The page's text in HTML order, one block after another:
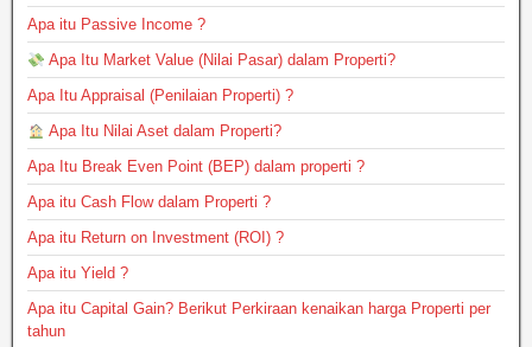
Apa itu Passive Income ?
Apa Itu Market Value (Nilai Pasar) dalam Properti?
Apa Itu Appraisal (Penilaian Properti) ?
Apa Itu Nilai Aset dalam Properti?
Apa Itu Break Even Point (BEP) dalam properti ?
Apa itu Cash Flow dalam Properti ?
Apa itu Return on Investment (ROI) ?
Apa itu Yield ?
Apa itu Capital Gain? Berikut Perkiraan kenaikan harga Properti per
tahun